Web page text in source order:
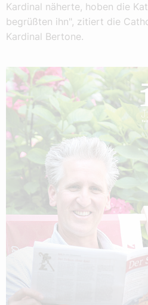
Kardinal näherte, hoben die
begrüßten ihn", zitiert die
Kardinal Bertone.